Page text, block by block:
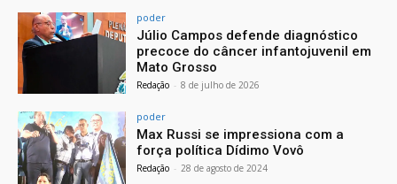
poder
Júlio Campos defende diagnóstico
precoce do câncer infantojuvenil em
Mato Grosso
Redação - 8 de julho de 2026
poder
Max Russi se impressiona com a
força política Dídimo Vovô
Redação - 28 de agosto de 2024